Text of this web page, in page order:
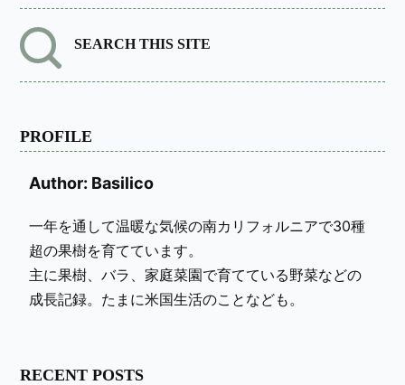
SEARCH THIS SITE
PROFILE
Author: Basilico
一年を通して温暖な気候の南カリフォルニアで30種
超の果樹を育てています。
主に果樹、バラ、家庭菜園で育てている野菜などの
成長記録。たまに米国生活のことなども。
RECENT POSTS